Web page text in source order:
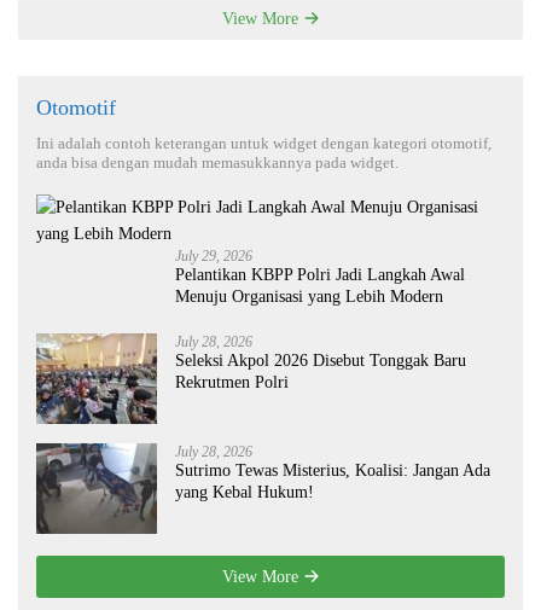
View More
Otomotif
Ini adalah contoh keterangan untuk widget dengan kategori otomotif,
anda bisa dengan mudah memasukkannya pada widget.
July 29, 2026
Pelantikan KBPP Polri Jadi Langkah Awal
Menuju Organisasi yang Lebih Modern
July 28, 2026
Seleksi Akpol 2026 Disebut Tonggak Baru
Rekrutmen Polri
July 28, 2026
Sutrimo Tewas Misterius, Koalisi: Jangan Ada
yang Kebal Hukum!
View More